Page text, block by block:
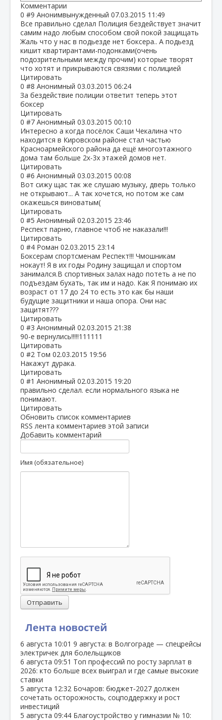
Лента новостей
6 августа 10:01 9 августа: в Волгограде — спецрейсы
электричек для болельщиков
6 августа 09:51 Топ профессий по росту зарплат в
2026: кто больше всех выиграл и где самые высокие
ставки
5 августа 12:32 Бочаров: бюджет‑2027 должен
сочетать осторожность, соцподдержку и рост
инвестиций
5 августа 09:44 Благоустройство у гимназии № 10:
Комментарии
0 #9 Анонимвынужденный 07.03.2015 11:49
Все правильно сделал Полиция бездействует значит
самим надо любым способом свой покой защищать
Жаль что у нас в подьезде нет боксера.. А подьезд
кишит квартирантами-подонками(очень
подозрительными между прочим) которые творят
что хотят и прикрываются связями с полицией
Цитировать
0 #8 Анонимный 03.03.2015 06:24
За бездействие полиции ответит теперь этот
боксер
Цитировать
0 #7 Анонимный 03.03.2015 00:10
Интересно а когда посёлок Саши Чекалина что
находится в Кировском районе стал частью
Красноармейского района да ещё многоэтажного
дома там больше 2х-3х этажей домов нет.
Цитировать
0 #6 Анонимный 03.03.2015 00:08
Вот сижу щас так же слушаю музыку, дверь только
не открывают... А так хочется, но потом же сам
окажешься виноватым(
Цитировать
0 #5 Анонимный 02.03.2015 23:46
Респект парню, главное чтоб не наказали!!!
Цитировать
0 #4 Роман 02.03.2015 23:14
Боксерам спортсменам Респект!!! Чмошникам
нокаут! Я в их годы Родину защищал и спортом
занимался.В спортивных залах надо потеть а не по
подъездам бухать, так им и надо. Как Я понимаю их
возраст от 17 до 24 то есть это как бы наши
будущие защитники и наша опора. Они нас
защитят???
Цитировать
0 #3 Анонимный 02.03.2015 21:38
90-е вернулись!!!!!111111
Цитировать
0 #2 Том 02.03.2015 19:56
Накажут дурака.
Цитировать
0 #1 Анонимный 02.03.2015 19:20
правильно сделал. если нормального языка не
понимают.
Цитировать
Обновить список комментариев
RSS лента комментариев этой записи
Добавить комментарий
Имя (обязательное)
Отправить